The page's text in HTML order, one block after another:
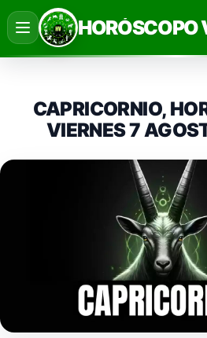
Saltar
al
contenido
HORÓSCOPO
CAPRICORNIO,
VIERNES 7